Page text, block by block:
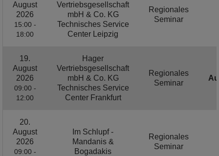
August
2026
15:00 -
18:00
Vertriebsgesellschaft
mbH & Co. KG
Technisches Service
Center Leipzig
Regionales
Seminar
19.
August
2026
09:00 -
12:00
Hager
Vertriebsgesellschaft
mbH & Co. KG
Technisches Service
Center Frankfurt
Regionales
Seminar
20.
August
2026
09:00 -
Im Schlupf -
Mandanis &
Bogadakis
Regionales
Seminar